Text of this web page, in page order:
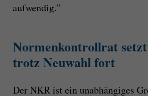
aufwendig."
Normenkontrollrat
trotz Neuwahl fort
Der NKR ist ein unabhängiges